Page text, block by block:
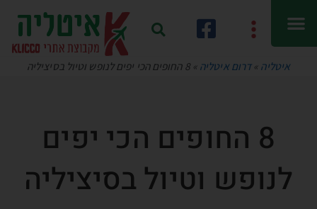
איטליה »דרום איטליה »8 החופים הכי יפים לנופש וטיול בסיציליה
8 החופים הכי יפים
לנופש וטיול בסיציליה